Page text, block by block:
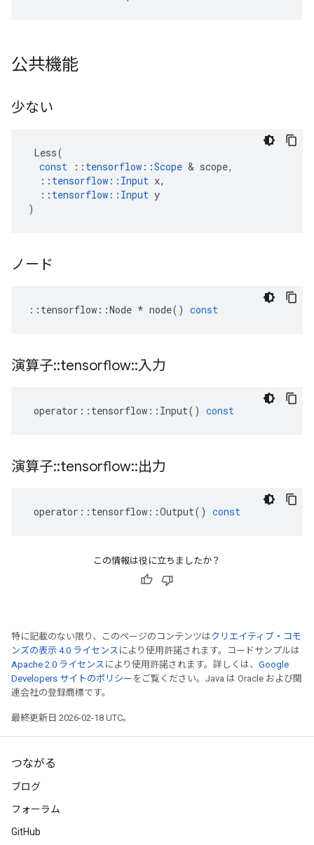
公共機能
少ない
Less(
const
:: tensorflow ::Scope & scope,
:: tensorflow :: Input x,
:: tensorflow :: Input y
)
ノード
:: tensorflow ::Node * node() const
演算子::tensorflow::入力
operator :: tensorflow :: Input() const
演算子::tensorflow::出力
operator :: tensorflow ::Output() const
この情報は役に立ちましたか？
特に記載のない限り、このページのコンテンツはクリエイティブ・コモ
ンズの表示 4.0 ライセンス により使用許諾されます。コードサンプルは
Apache 2.0 ライセンス により使用許諾されます。詳しくは、 Google
Developers サイトのポリシー をご覧ください。Java は Oracle および関
連会社の登録商標です。
最終更新日 2026-02-18 UTC。
つながる
ブログ
フォーラム
GitHub